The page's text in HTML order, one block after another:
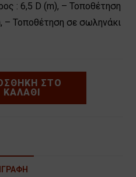
: 6,5 D (m), – Τοποθέτηση
Τοποθέτηση σε σωληνάκι
ΣΤΟ
ΚΑΛΆΘΙ